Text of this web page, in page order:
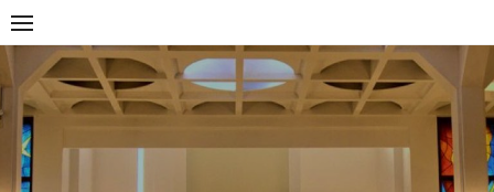
Skip
to
content